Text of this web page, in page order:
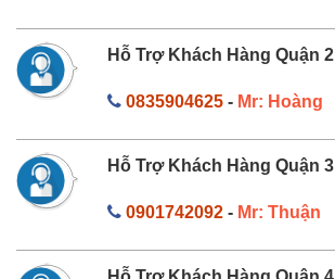
Hỗ Trợ Khách Hàng Quận 2
0835904625- Mr: Hoàng
Hỗ Trợ Khách Hàng Quận 3
0901742092- Mr: Thuận